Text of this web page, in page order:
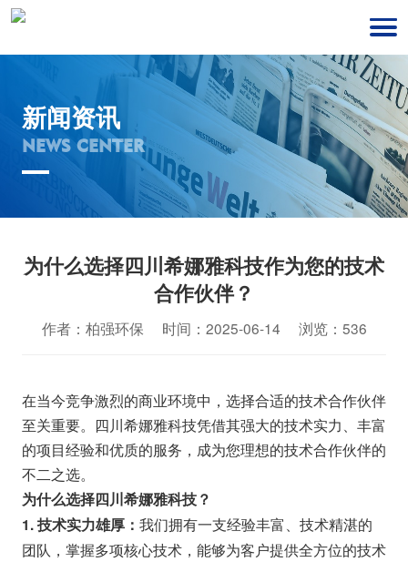
新闻资讯
NEWS CENTER
为什么选择四川希娜雅科技作为您的技术
合作伙伴？
作者：柏强环保 时间：2025-06-14 浏览：536
在当今竞争激烈的商业环境中，选择合适的技术合作伙伴
至关重要。四川希娜雅科技凭借其强大的技术实力、丰富
的项目经验和优质的服务，成为您理想的技术合作伙伴的
不二之选。
为什么选择四川希娜雅科技？
1. 技术实力雄厚： 我们拥有一支经验丰富、技术精湛的
团队，掌握多项核心技术，能够为客户提供全方位的技术